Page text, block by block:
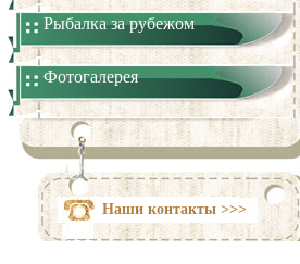
Рыбалка за рубежом
Фотогалерея
Наши контакты >>>